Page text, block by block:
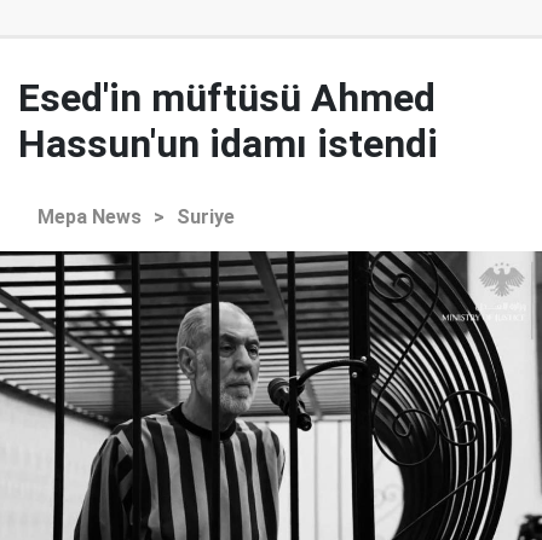
Esed'in müftüsü Ahmed
Hassun'un idamı istendi
Mepa News > Suriye